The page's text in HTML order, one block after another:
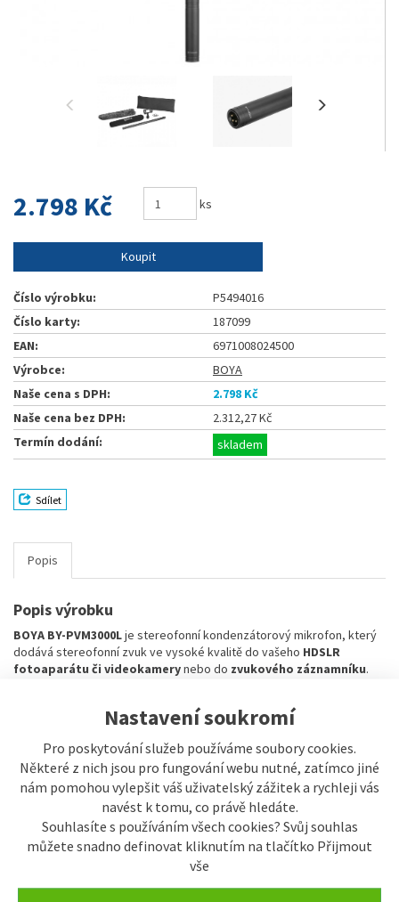
Nastavení soukromí
Pro poskytování služeb používáme soubory cookies.
Některé z nich jsou pro fungování webu nutné, zatímco jiné
nám pomohou vylepšit váš uživatelský zážitek a rychleji vás
navést k tomu, co právě hledáte.
Souhlasíte s používáním všech cookies? Svůj souhlas
můžete snadno definovat kliknutím na tlačítko Přijmout
vše
2.798 Kč ks
Koupit
Číslo výrobku:
P5494016
Číslo karty:
187099
EAN:
6971008024500
Výrobce:
BOYA
Naše cena s DPH:
2.798 Kč
Naše cena bez DPH:
2.312,27 Kč
Termín dodání:
skladem
Sdílet
Popis
Popis výrobku
BOYA BY-PVM3000Lje stereofonní kondenzátorový mikrofon, který
dodává stereofonní zvuk ve vysoké kvalitě do vašeho HDSLR
fotoaparátu či videokamerynebo do zvukového záznamníku.
fantomové napájení 24/48 VDCnebo1 AA baterie.
Tento brokovnicový mikrofon s modulárním designem poskytuje
plnoukontrolu zvuku v reálném čase, takže již v terénu můžete
vychytat drobné nedostatky. Vysoký poměr signálu k šumu
vynikající citlivostzajišťují křišťálově čistý a skutečně stereofonní
zvuk pro živé vystoupení, rozhovory a dokumenty. Pohyblivá
konstrukce mikrofonu umožní jemné ladění vašeho snímání zvuku
podle nastaveného úhlu se 70° rozsahem, což mu umožňuje lépe
zachytit okolní prostředí s větším počtem subjektů.
Mikrofon využívápřevodník kondenzátoru se superkardioidním